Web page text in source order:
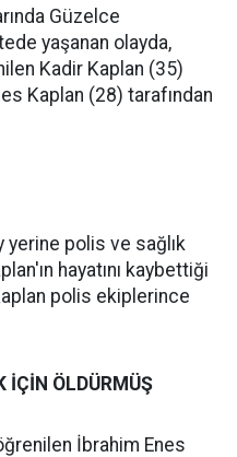
Güzelce
yaşanan olayda,
Kadir Kaplan (35)
Kaplan (28) tarafından
polis ve sağlık
hayatını kaybettiği
polis ekiplerince
İÇİN ÖLDÜRMÜŞ
İbrahim Enes